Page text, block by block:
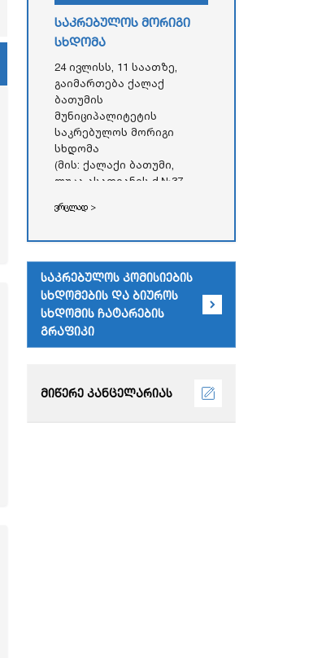
საკრებულოს მორიგი
სხდომა
24 ივლისს, 11 საათზე,
გაიმართება ქალაქ
ბათუმის
მუნიციპალიტეტის
საკრებულოს მორიგი
სხდომა
(მის: ქალაქი ბათუმი,
ლუკა ასათიანის ქ.№37,
რესპუბლიკის უმაღლესი
ადმინისტრაციული
შენობა)
ვრცლად >
საკრებულოს კომისიების
სხდომების და ბიუროს
სხდომის ჩატარების
გრაფიკი
მიწერე კანცელარიას